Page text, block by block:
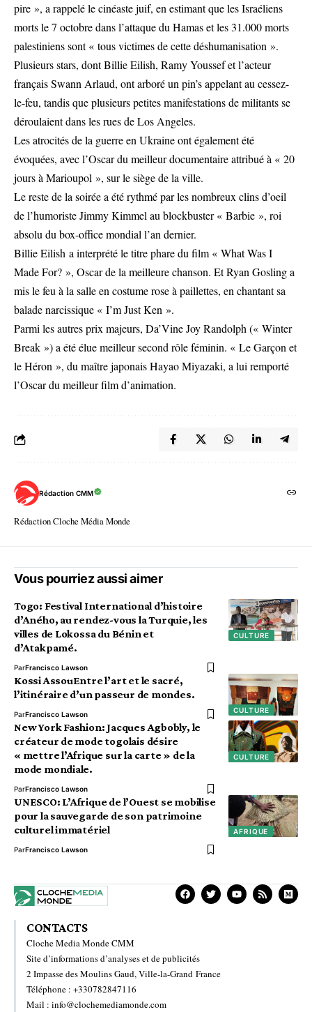
pire », a rappelé le cinéaste juif, en estimant que les Israéliens
morts le 7 octobre dans l’attaque du Hamas et les 31.000 morts
palestiniens sont « tous victimes de cette déshumanisation ».
Plusieurs stars, dont Billie Eilish, Ramy Youssef et l’acteur
français Swann Arlaud, ont arboré un pin’s appelant au cessez-
le-feu, tandis que plusieurs petites manifestations de militants se
déroulaient dans les rues de Los Angeles.
Les atrocités de la guerre en Ukraine ont également été
évoquées, avec l’Oscar du meilleur documentaire attribué à « 20
jours à Marioupol », sur le siège de la ville.
Le reste de la soirée a été rythmé par les nombreux clins d’oeil
de l’humoriste Jimmy Kimmel au blockbuster « Barbie », roi
absolu du box-office mondial l’an dernier.
Billie Eilish a interprété le titre phare du film « What Was I
Made For? », Oscar de la meilleure chanson. Et Ryan Gosling a
mis le feu à la salle en costume rose à paillettes, en chantant sa
balade narcissique « I’m Just Ken ».
Parmi les autres prix majeurs, Da’Vine Joy Randolph (« Winter
Break ») a été élue meilleur second rôle féminin. « Le Garçon et
le Héron », du maître japonais Hayao Miyazaki, a lui remporté
l’Oscar du meilleur film d’animation.
Rédaction CMM
Rédaction Cloche Média Monde
Vous pourriez aussi aimer
CULTURE
Togo: Festival International d’histoire
d’Aného, au rendez-vous la Turquie, les
villes de Lokossa du Bénin et
d’Atakpamé.
ParFrancisco Lawson
CULTURE
Kossi AssouEntre l’art et le sacré,
l’itinéraire d’un passeur de mondes.
ParFrancisco Lawson
CULTURE
New York Fashion: Jacques Agbobly, le
créateur de mode togolais désire
« mettre l’Afrique sur la carte » de la
mode mondiale.
ParFrancisco Lawson
AFRIQUE
UNESCO: L’Afrique de l’Ouest se mobilise
pour la sauvegarde de son patrimoine
culturel immatériel
ParFrancisco Lawson
CONTACTS
Cloche Media Monde CMM
Site d’informations d’analyses et de publicités
2 Impasse des Moulins Gaud, Ville-la-Grand France
Téléphone : +330782847116
Mail : info@clochemediamonde.com